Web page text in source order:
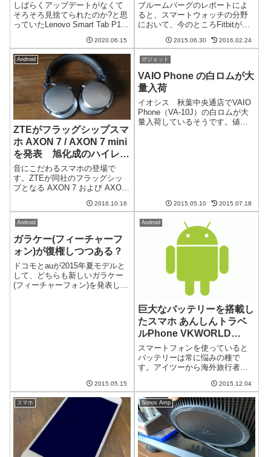
しばらくアップデートがなくて
そろそろ見捨てられたのか?と思
っていたLenovo Smart Tab P10
た。セキュリティアップデート
と思われますが、見捨てられて
なくてよかったです。セキュリ
ティパッチが2020年...
2020.06.15
ブルームバーグのレポートによ
ると、スマートウォッチの分野
において、今のところFitbitが
るそうです。圧倒的にApple
Watchが売れない理由は何なので
しょうか？価格帯が違うApple
Watch...
2015.06.30 2016.02.24
Android
ZTEがフラッグシップスマ
ホ AXON 7 / AXON 7 mini
を発表 旭化成のハイレゾ
対応オーディオDACを搭
載
音にこだわるスマホの登場で
す。ZTEが同社のフラッグシッ
プとなる AXON 7 および AXON
エレクトロニクス製のハイレゾ
対応オーディオDACを搭載する
ところを売りにしています。基
本スペックも高い A...
2016.10.16
ガジェット
VAIO Phone の白ロムが大
量入荷
イオシス 秋葉中央通店でVAIO
Phone（VA-10J）の白ロムが大
量入荷しているそうです。値段
2015.05.10 2015.07.18
Android
ガラケー(フィーチャーフ
ォン)が復権しつつある？
ドコモとauが2015年夏モデルと
して、どちらも新しいガラケー
(フィーチャーフォン)を発表しま
2015.05.15
Android
巨大なバッテリーを搭載し
たスマホ あんしんトラベ
ルPhone VKWORLD
VK6050S が発売
スマートフォンを使っていると
バッテリーは常に悩みの種で
す。アイツーから海外旅行者向
たのですが、巨大なバッテリー
が搭載されています。海外旅行
といわず、国内でも役に立つか
もしれません。6,050mAhのバッ
テリーを搭...
2015.12.04
スマホ Sonos Amp